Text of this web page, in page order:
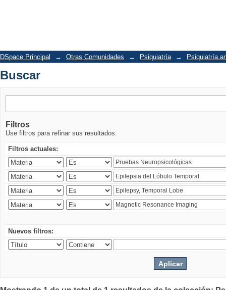
DSpace Principal → Otras Comunidades → Psiquiatría →
Buscar
Filtros
Use filtros para refinar sus resultados.
Filtros actuales:
Nuevos filtros: